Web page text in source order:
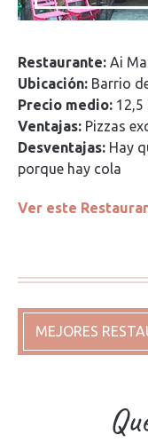
Restaurante: Ai
Ubicación: Barrio
Precio medio: 12,5
Ventajas: Pizzas
Desventajas: Hay
porque hay cola
Ver este
MEJORES